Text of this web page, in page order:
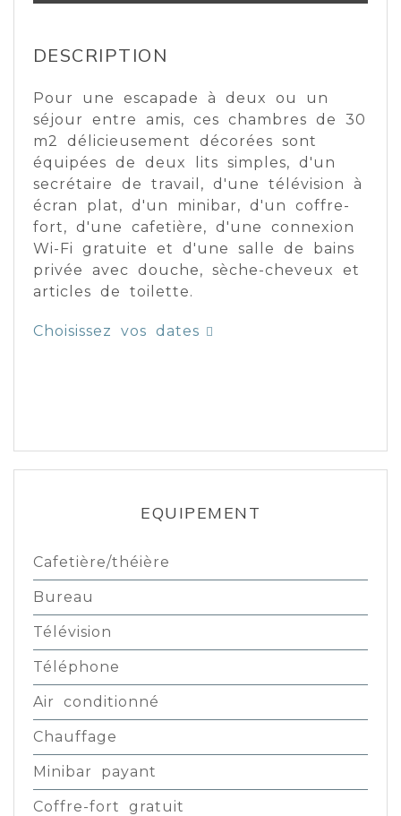
DESCRIPTION
Pour une escapade à deux ou un
séjour entre amis, ces chambres de 30
m2 délicieusement décorées sont
équipées de deux lits simples, d'un
secrétaire de travail, d'une télévision à
écran plat, d'un minibar, d'un coffre-
fort, d'une cafetière, d'une connexion
Wi-Fi gratuite et d'une salle de bains
privée avec douche, sèche-cheveux et
articles de toilette.
Choisissez vos dates
EQUIPEMENT
Cafetière/théière
Bureau
Télévision
Téléphone
Air conditionné
Chauffage
Minibar payant
Coffre-fort gratuit